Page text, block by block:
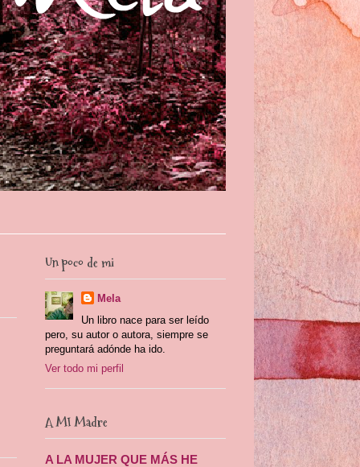
Un poco de mi
Mela
Un libro nace para ser leído
pero, su autor o autora, siempre se
preguntará adónde ha ido.
Ver todo mi perfil
A MI Madre
A LA MUJER QUE MÁS HE